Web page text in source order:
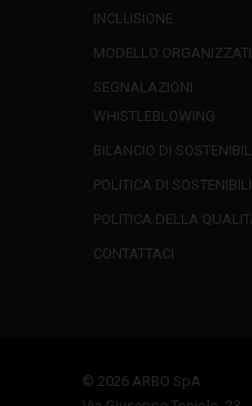
INCLUSIONE
MODELLO
SEGNALAZIONI
WHISTLEBLOWING
BILANCIO DI
POLITICA DI
POLITICA DELLA
CONTATTACI
© 2026 ARBO SpA